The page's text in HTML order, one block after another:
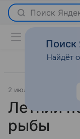
Поиск
2 июля 2013
Летний
рыбы
Поиск
Найдёт